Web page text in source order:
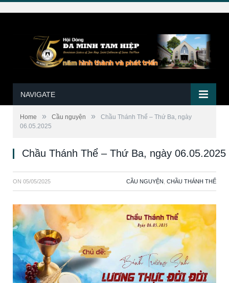
NAVIGATE
Home » Cầu nguyện »
Chầu Thánh Thể – Thứ Ba, ngày
06.05.2025
Chầu Thánh Thể – Thứ Ba, ngày 06.05.2025
ON 05/05/2025 CẦU NGUYỆN CHẦU THÁNH THỂ